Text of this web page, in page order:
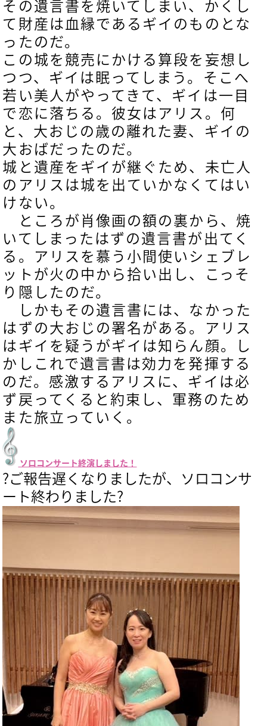
その遺言書を焼いてしまい、かくし
て財産は血縁であるギイのものとな
ったのだ。
この城を競売にかける算段を妄想し
つつ、ギイは眠ってしまう。 そこへ
若い美人がやってきて、ギイは一目
で恋に落ちる。彼女はアリス。何
と、大おじの歳の離れた妻、ギイの
大おばだったのだ。
城と遺産をギイが継ぐため、未亡人
のアリスは城を出ていかなくてはい
けない。
ところが肖像画の額の裏から、焼
いてしまったはずの遺言書が出てく
る。アリスを慕う小間使いシェブレ
ットが火の中から拾い出し、こっそ
り隠したのだ。
しかもその遺言書には、なかった
はずの大おじの署名がある。アリス
はギイを疑うがギイは知らん顔。し
かしこれで遺言書は効力を発揮する
のだ。感激するアリスに、ギイは必
ず戻ってくると約束し、軍務のため
また旅立っていく。
ソロコンサート終演しました！
?ご報告遅くなりましたが、ソロコンサ
ート終わりました?